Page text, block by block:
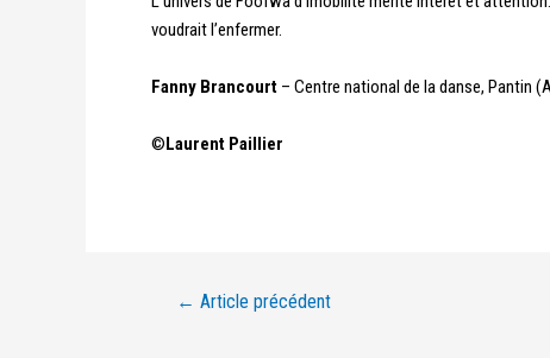
voudrait l’enfermer.
Fanny Brancourt – Centre national de la danse, Pantin
©Laurent Paillier
← Article précédent